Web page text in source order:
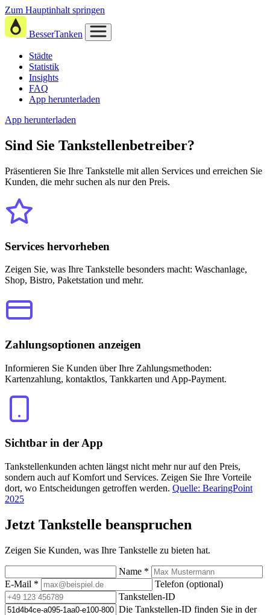
Zum Hauptinhalt springen
BesserTanken
Städte
Statistik
Insights
FAQ
App herunterladen
App herunterladen
Sind Sie Tankstellenbetreiber?
Präsentieren Sie Ihre Tankstelle mit allen Services und erreichen Sie
Kunden, die mehr suchen als nur den Preis.
Services hervorheben
Zeigen Sie, was Ihre Tankstelle besonders macht: Waschanlage,
Shop, Bistro, Paketstation und mehr.
Zahlungsoptionen anzeigen
Informieren Sie Kunden über Ihre Zahlungsmethoden:
Kartenzahlung, kontaktlos, Tankkarten und App-Payment.
Sichtbar in der App
Tankstellenkunden achten längst nicht mehr nur auf den Preis,
sondern auch auf Komfort und Services. Zeigen Sie Ihre Vorteile
dort, wo Entscheidungen getroffen werden. Quelle: BearingPoint
2025
Jetzt Tankstelle beanspruchen
Zeigen Sie Kunden, was Ihre Tankstelle zu bieten hat.
Name *
E-Mail *
Telefon (optional)
Tankstellen-ID
Die Tankstellen-ID finden Sie in der